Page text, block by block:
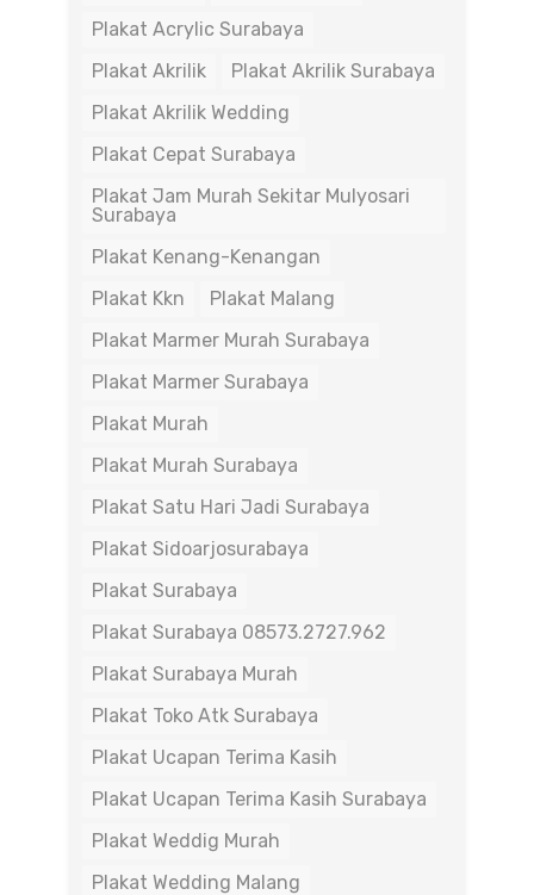
Plakat Acrylic Surabaya
Plakat Akrilik
Plakat Akrilik Surabaya
Plakat Akrilik Wedding
Plakat Cepat Surabaya
Plakat Jam Murah Sekitar Mulyosari
Surabaya
Plakat Kenang-Kenangan
Plakat Kkn
Plakat Malang
Plakat Marmer Murah Surabaya
Plakat Marmer Surabaya
Plakat Murah
Plakat Murah Surabaya
Plakat Satu Hari Jadi Surabaya
Plakat Sidoarjosurabaya
Plakat Surabaya
Plakat Surabaya 08573.2727.962
Plakat Surabaya Murah
Plakat Toko Atk Surabaya
Plakat Ucapan Terima Kasih
Plakat Ucapan Terima Kasih Surabaya
Plakat Weddig Murah
Plakat Wedding Malang